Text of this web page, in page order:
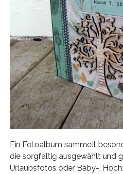
Ein Fotoalbum sammelt
die sorgfältig ausgewählt und
Urlaubsfotos oder Baby-,